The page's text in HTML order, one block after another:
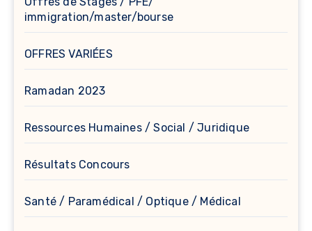
immigration/master/bourse
OFFRES VARIÉES
Ramadan 2023
Ressources Humaines / Social / Juridique
Résultats Concours
Santé / Paramédical / Optique / Médical